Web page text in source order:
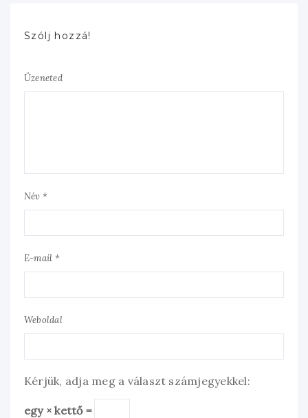
Szólj hozzá!
Üzeneted
Név *
E-mail *
Weboldal
Kérjük, adja meg a választ számjegyekkel:
egy × kettő =